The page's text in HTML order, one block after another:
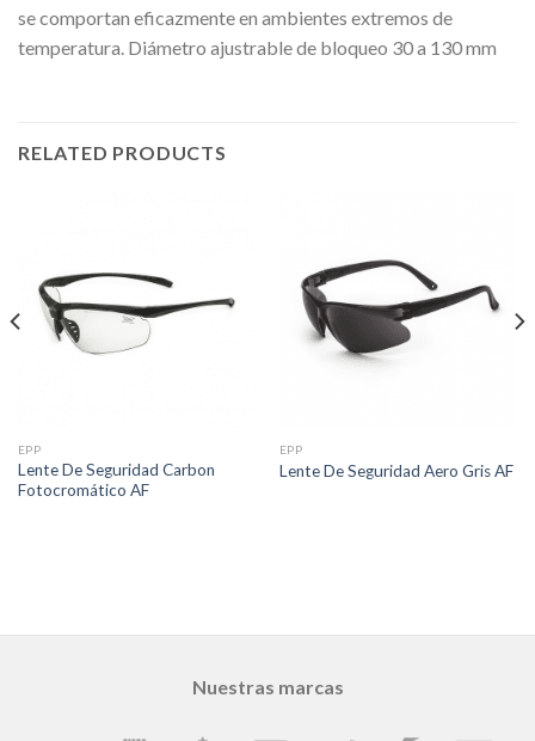
se comportan eficazmente en ambientes extremos de
temperatura. Diámetro ajustrable de bloqueo 30 a 130 mm
RELATED PRODUCTS
EPP
Lente De Seguridad Carbon
Fotocromático AF
EPP
Lente De Seguridad Aero Gris AF
Nuestras marcas